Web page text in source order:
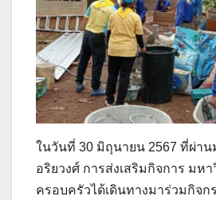
ในวันที่ 30 มิถุนายน 2567 ที่ผ่า
อริยวงศ์ การส่งเสริมกิจการ มห
ครอบครัวได้เดินทางมาร่วมกิจก